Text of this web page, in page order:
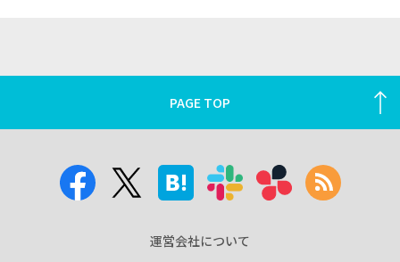
PAGE TOP
運営会社について